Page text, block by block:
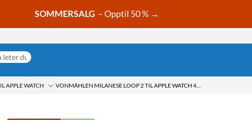
SOMMERSALG – Opptil 50 % →
APPLE WATCH VONMÄHLEN MILANESE LOOP 2 TIL APPLE WATCH 40/41/42 MM ROSE GOLD